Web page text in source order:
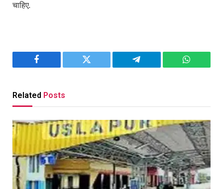
चाहिए.
Facebook Twitter Telegram
Related Posts